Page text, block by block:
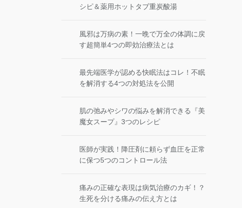
シピ＆薬用ホットタブ重炭酸湯
風邪は万病の素！一晩で万全の体調に戻
す超簡単4つの即効治療法とは
最先端医学が認める快眠法はコレ！不眠
を解消する4つの対処法を公開
肌の弛みやシワの悩みを解消できる『美
魔女スープ』3つのレシピ
医師が実践！降圧剤に頼らず血圧を正常
に保つ5つのコントロール法
痛みの正確な表現は病気治療のカギ！？
生死を分ける痛みの伝え方とは